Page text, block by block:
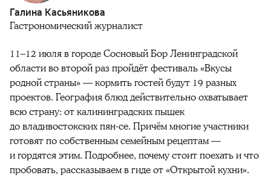
Галина Касьяникова
Гастрономический журналист
11–12 июля в городе Сосновый Бор Ленинградской
области во второй раз пройдёт фестиваль «Вкусы
родной страны» — кормить гостей будут 19 разных
проектов. География блюд действительно охватывает
всю страну: от калининградских пышек
до владивостокских пян-се. Причём многие участники
готовят по собственным семейным рецептам —
и гордятся этим. Подробнее, почему стоит поехать и что
пробовать, рассказываем в гиде от «Открытой кухни».